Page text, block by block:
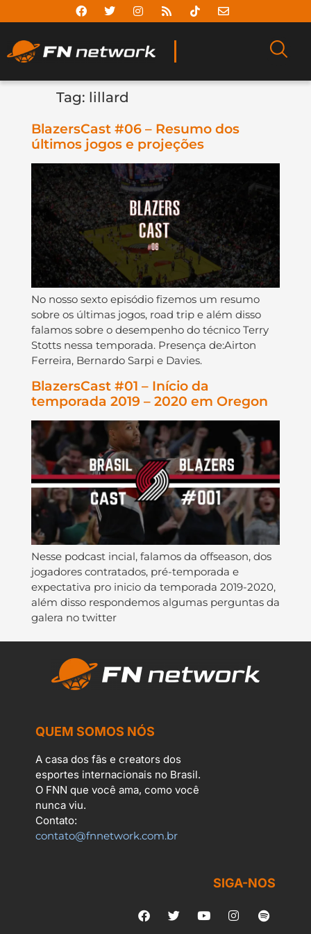
Tag: lillard
BlazersCast #06 – Resumo dos
últimos jogos e projeções
No nosso sexto episódio fizemos um resumo
sobre os últimas jogos, road trip e além disso
falamos sobre o desempenho do técnico Terry
Stotts nessa temporada. Presença de:Airton
Ferreira, Bernardo Sarpi e Davies.
BlazersCast #01 – Início da
temporada 2019 – 2020 em Oregon
Nesse podcast incial, falamos da offseason, dos
jogadores contratados, pré-temporada e
expectativa pro inicio da temporada 2019-2020,
além disso respondemos algumas perguntas da
galera no twitter
QUEM SOMOS NÓS
A casa dos fãs e creators dos
esportes internacionais no Brasil.
O FNN que você ama, como você
nunca viu.
Contato:
contato@fnnetwork.com.br
SIGA-NOS